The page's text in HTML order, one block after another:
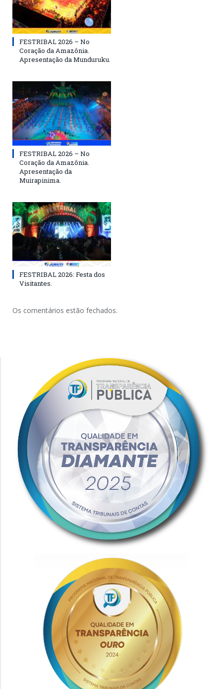
FESTRIBAL 2026 – No
Coração da Amazônia.
Apresentação da Munduruku.
FESTRIBAL 2026 – No
Coração da Amazônia.
Apresentação da
Muirapinima.
FESTRIBAL 2026: Festa dos
Visitantes.
Os comentários estão fechados.